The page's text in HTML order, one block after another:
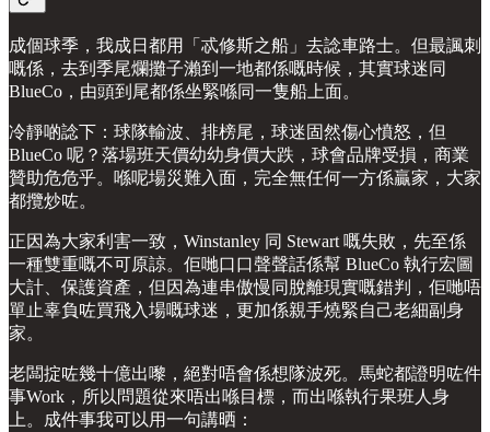
成個球季，我成日都用「忒修斯之船」去諗車路士。但最諷刺
嘅係，去到季尾爛攤子瀨到一地都係嘅時候，其實球迷同
BlueCo，由頭到尾都係坐緊喺同一隻船上面。
冷靜啲諗下：球隊輸波、排榜尾，球迷固然傷心憤怒，但
BlueCo 呢？落場班天價幼幼身價大跌，球會品牌受損，商業
贊助危危乎。喺呢場災難入面，完全無任何一方係贏家，大家
都攬炒咗。
正因為大家利害一致，Winstanley 同 Stewart 嘅失敗，先至係
一種雙重嘅不可原諒。佢哋口口聲聲話係幫 BlueCo 執行宏圖
大計、保護資產，但因為連串傲慢同脫離現實嘅錯判，佢哋唔
單止辜負咗買飛入場嘅球迷，更加係親手燒緊自己老細副身
家。
老闆掟咗幾十億出嚟，絕對唔會係想隊波死。馬蛇都證明咗件
事Work，所以問題從來唔出喺目標，而出喺執行果班人身
上。成件事我可以用一句講晒：